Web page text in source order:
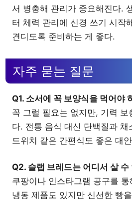
서 병충해 관리가 중요해진다.
터 체력 관리에 신경 쓰기 시작
견디도록 준비하는 게 좋다.
자주 묻는 질문
Q1. 소서에 꼭 보양식을 먹어야
꼭 그럴 필요는 없지만, 기력 보
다. 전통 음식 대신 단백질과 채
드위치 같은 간편식도 좋은 대
Q2. 슬랩 브레드는 어디서 살 수
쿠팡이나 인스타그램 공구를
냉동 제품도 있지만 신선한 빵